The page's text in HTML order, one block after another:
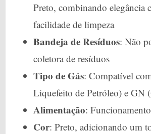
Preto, combinando elegância
facilidade de limpeza
Bandeja de Resíduos: Não
coletora de resíduos
Tipo de Gás: Compatível
Liquefeito de Petróleo) e GN
Alimentação:
Cor: Preto, adicionando um